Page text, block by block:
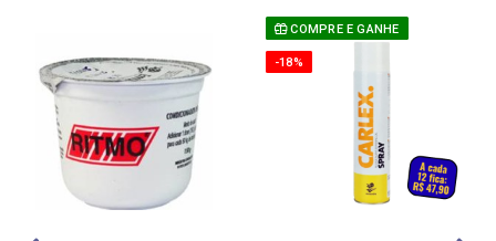
COMPRE E GANHE
-18%